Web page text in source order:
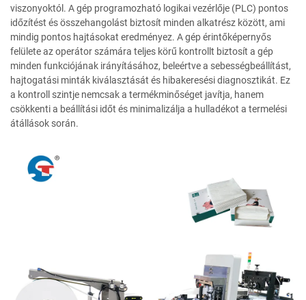
viszonyoktól. A gép programozható logikai vezérlője (PLC) pontos
időzítést és összehangolást biztosít minden alkatrész között, ami
mindig pontos hajtásokat eredményez. A gép érintőképernyős
felülete az operátor számára teljes körű kontrollt biztosít a gép
minden funkciójának irányításához, beleértve a sebességbeállítást,
hajtogatási minták kiválasztását és hibakeresési diagnosztikát. Ez
a kontroll szintje nemcsak a termékminőséget javítja, hanem
csökkenti a beállítási időt és minimalizálja a hulladékot a termelési
átállások során.